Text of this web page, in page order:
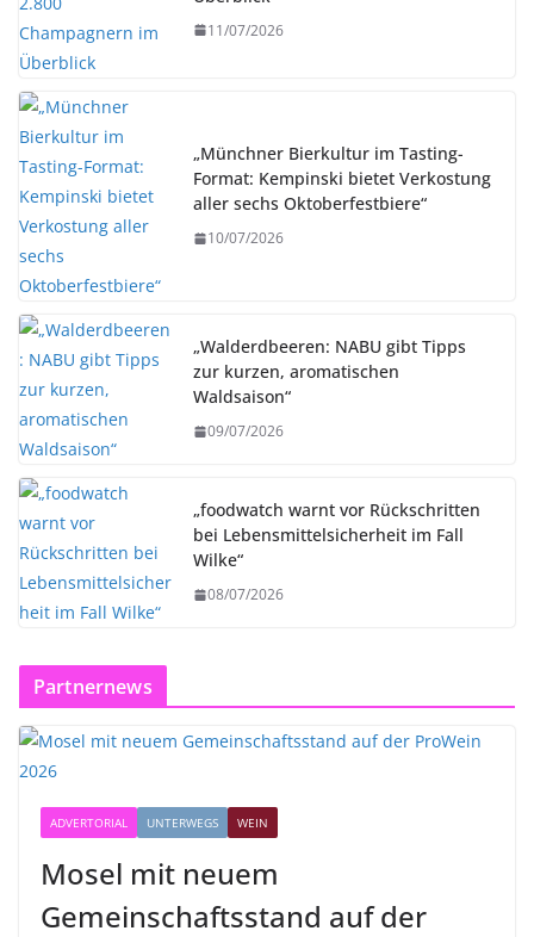
11/07/2026
„Münchner Bierkultur im Tasting-
Format: Kempinski bietet Verkostung
aller sechs Oktoberfestbiere“
10/07/2026
„Walderdbeeren: NABU gibt Tipps
zur kurzen, aromatischen
Waldsaison“
09/07/2026
„foodwatch warnt vor Rückschritten
bei Lebensmittelsicherheit im Fall
Wilke“
08/07/2026
Partnernews
ADVERTORIAL UNTERWEGS WEIN
Mosel mit neuem
Gemeinschaftsstand auf der